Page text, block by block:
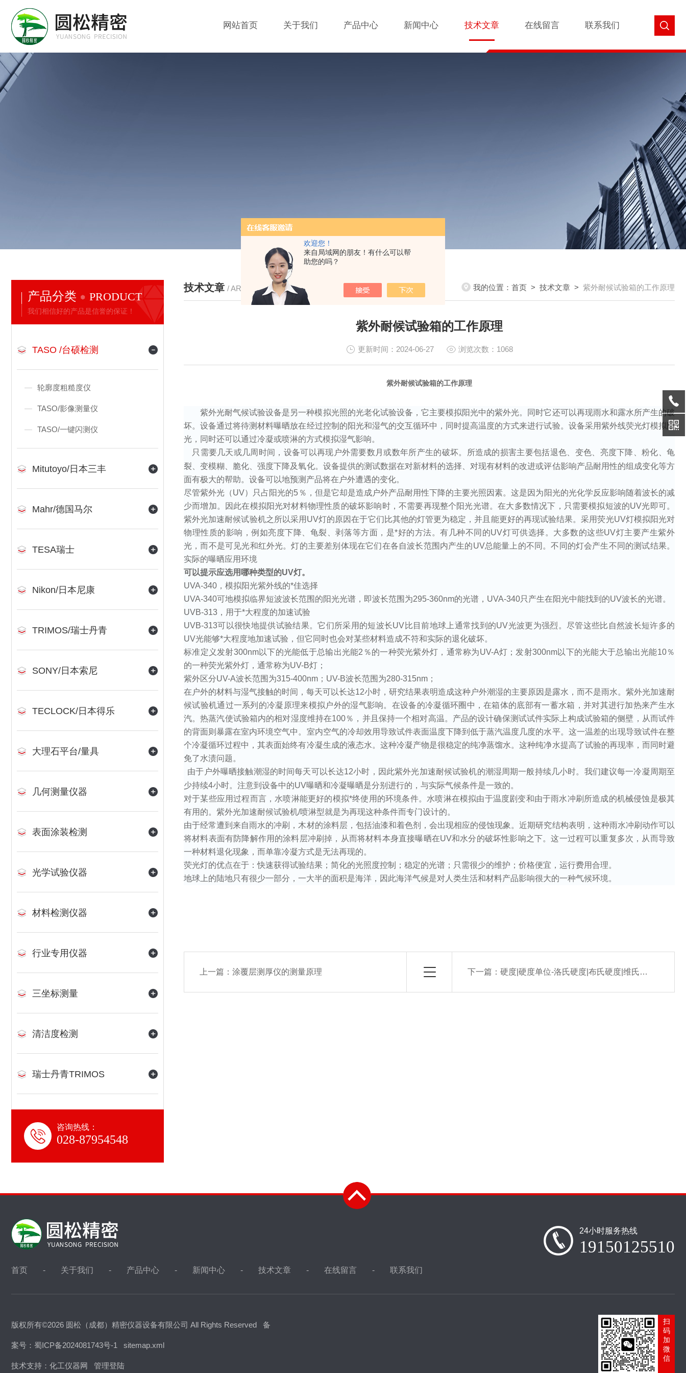
欢迎您！
来自局域网的朋友！有什么可以帮
助您的吗？
网站首页 关于我们 产品中心 新闻中心 技术文章 在线留言 联系我们
产品分类 PRODUCT
我们相信好的产品是信誉的保证！
TASO /台硕检测
轮廓度粗糙度仪
TASO/影像测量仪
TASO/一键闪测仪
Mitutoyo/日本三丰
Mahr/德国马尔
TESA瑞士
Nikon/日本尼康
TRIMOS/瑞士丹青
SONY/日本索尼
TECLOCK/日本得乐
大理石平台/量具
几何测量仪器
表面涂装检测
光学试验仪器
材料检测仪器
行业专用仪器
三坐标测量
清洁度检测
瑞士丹青TRIMOS
咨询热线：
028-87954548
技术文章 / ARTICLE 我的位置： 首页 > 技术文章 > 紫外耐候试验箱的工作原理
紫外耐候试验箱的工作原理
更新时间：2024-06-27 浏览次数：1068
紫外耐候试验箱的工作原理
紫外光耐气候试验设备是另一种模拟光照的光老化试验设备，它主要模拟阳光中的紫外光。同时它还可以再现雨水和露水所产生的破
坏。设备通过将待测材料曝晒放在经过控制的阳光和湿气的交互循环中，同时提高温度的方式来进行试验。设备采用紫外线荧光灯模拟阳
光，同时还可以通过冷凝或喷淋的方式模拟湿气影响。
只需要几天或几周时间，设备可以再现户外需要数月或数年所产生的破坏。所造成的损害主要包括退色、变色、亮度下降、粉化、龟
裂、变模糊、脆化、强度下降及氧化。设备提供的测试数据在对新材料的选择、对现有材料的改进或评估影响产品耐用性的组成变化等方
面有极大的帮助。设备可以地预测产品将在户外遭遇的变化。
尽管紫外光（UV）只占阳光的5 ％，但是它却是造成户外产品耐用性下降的主要光照因素。这是因为阳光的光化学反应影响随着波长的减
少而增加。因此在模拟阳光对材料物理性质的破坏影响时，不需要再现整个阳光光谱。在大多数情况下，只需要模拟短波的UV光即可。
紫外光加速耐候试验机之所以采用 UV灯的原因在于它们比其他的灯管更为稳定，并且能更好的再现试验结果。采用荧光UV灯模拟阳光对
物理性质的影响，例如亮度下降、龟裂、剥落等方面，是*好的方法。有几种不同的UV灯可供选择。大多数的这些UV灯主要产生紫外
光，而不是可见光和红外光。灯的主要差别体现在它们在各自波长范围内产生的UV总能量上的不同。不同的灯会产生不同的测试结果。
实际的曝晒应用环境
可以提示应选用哪种类型的UV灯。
UVA-340 ，模拟阳光紫外线的*佳选择
UVA-340可地模拟临界短波波长范围的阳光光谱，即波长范围为295-360nm的光谱， UVA-340只产生在阳光中能找到的UV波长的光谱。
UVB-313 ，用于*大程度的加速试验
UVB-313可以很快地提供试验结果。它们所采用的短波长UV比目前地球上通常找到的UV光波更为强烈。尽管这些比自然波长短许多的
UV光能够*大程度地加速试验，但它同时也会对某些材料造成不符和实际的退化破坏。
标准定义发射300nm以下的光能低于总输出光能2 ％的一种荧光紫外灯，通常称为UV-A灯；发射300nm以下的光能大于总输出光能10％
的一种荧光紫外灯，通常称为UV-B灯；
紫外区分UV-A波长范围为315-400nm ； UV-B波长范围为280-315nm ；
在户外的材料与湿气接触的时间，每天可以长达12小时，研究结果表明造成这种户外潮湿的主要原因是露水，而不是雨水。紫外光加速耐
候试验机通过一系列的冷凝原理来模拟户外的湿气影响。在设备的冷凝循环圈中，在箱体的底部有一蓄水箱，并对其进行加热来产生水
汽。热蒸汽使试验箱内的相对湿度维持在100％，并且保持一个相对高温。产品的设计确保测试试件实际上构成试验箱的侧壁，从而试件
的背面则暴露在室内环境空气中。室内空气的冷却效用导致试件表面温度下降到低于蒸汽温度几度的水平。这一温差的出现导致试件在整
个冷凝循环过程中，其表面始终有冷凝生成的液态水。这种冷凝产物是很稳定的纯净蒸馏水。这种纯净水提高了试验的再现率，而同时避
免了水渍问题。
由于户外曝晒接触潮湿的时间每天可以长达12小时，因此紫外光加速耐候试验机的潮湿周期一般持续几小时。我们建议每一冷凝周期至
少持续4小时。注意到设备中的UV曝晒和冷凝曝晒是分别进行的，与实际气候条件是一致的。
对于某些应用过程而言，水喷淋能更好的模拟*终使用的环境条件。水喷淋在模拟由于温度剧变和由于雨水冲刷所造成的机械侵蚀是极其
有用的。紫外光加速耐候试验机/喷淋型就是为再现这种条件而专门设计的。
由于经常遭到来自雨水的冲刷，木材的涂料层，包括油漆和着色剂，会出现相应的侵蚀现象。近期研究结构表明，这种雨水冲刷动作可以
将材料表面有防降解作用的涂料层冲刷掉，从而将材料本身直接曝晒在UV和水分的破坏性影响之下。这一过程可以重复多次，从而导致
一种材料退化现象，而单靠冷凝方式是无法再现的。
荧光灯的优点在于：快速获得试验结果；简化的光照度控制；稳定的光谱；只需很少的维护；价格便宜，运行费用合理。
地球上的陆地只有很少一部分，一大半的面积是海洋，因此海洋气候是对人类生活和材料产品影响很大的一种气候环境。
上一篇： 涂覆层测厚仪的测量原理 下一篇： 硬度|硬度单位-洛氏硬度|布氏硬度|维氏硬度等
首页 关于我们 产品中心 新闻中心 技术文章 在线留言 联系我们
24小时服务热线
19150125510
版权所有©2026 圆松（成都）精密仪器设备有限公司 All Rights Reserved 备
案号：蜀ICP备2024081743号-1 sitemap.xml
技术支持： 化工仪器网 管理登陆
扫
码
加
微
信